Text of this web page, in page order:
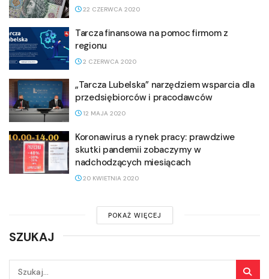
22 CZERWCA 2020
Tarcza finansowa na pomoc firmom z
regionu
2 CZERWCA 2020
„Tarcza Lubelska” narzędziem wsparcia dla
przedsiębiorców i pracodawców
12 MAJA 2020
Koronawirus a rynek pracy: prawdziwe
skutki pandemii zobaczymy w
nadchodzących miesiącach
20 KWIETNIA 2020
POKAŻ WIĘCEJ
SZUKAJ